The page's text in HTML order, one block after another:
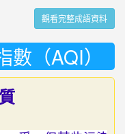
觀看完整成語資料
（AQI）